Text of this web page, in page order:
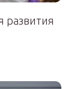
развития